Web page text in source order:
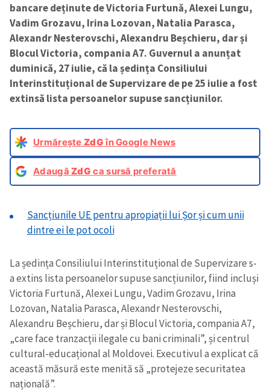
bancare deținute de Victoria Furtună, Alexei Lungu,
Vadim Grozavu, Irina Lozovan, Natalia Parasca,
Alexandr Nesterovschi, Alexandru Beșchieru, dar și
Blocul Victoria, compania A7. Guvernul a anunțat
duminică, 27 iulie, că la ședința Consiliului
Interinstituțional de Supervizare de pe 25 iulie a fost
extinsă lista persoanelor supuse sancțiunilor.
Urmărește ZdGîn Google News
AdaugăZdG ca sursă preferată
Sancțiunile UE pentru apropiații lui Șor și cum unii
dintre ei le pot ocoli
La ședința Consiliului Interinstituțional de Supervizare s-
a extins lista persoanelor supuse sancțiunilor, fiind incluși
Victoria Furtună, Alexei Lungu, Vadim Grozavu, Irina
Lozovan, Natalia Parasca, Alexandr Nesterovschi,
Alexandru Beșchieru, dar și Blocul Victoria, compania A7,
„care face tranzacții ilegale cu bani criminali”, și centrul
cultural-educațional al Moldovei. Executivul a explicat că
această măsură este menită să „protejeze securitatea
națională”.